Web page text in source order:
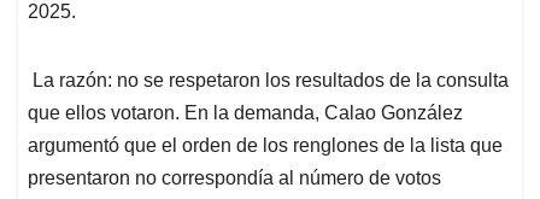
2025.
La razón: no se respetaron los resultados de la consulta
que ellos votaron. En la demanda, Calao González
argumentó que el orden de los renglones de la lista que
presentaron no correspondía al número de votos